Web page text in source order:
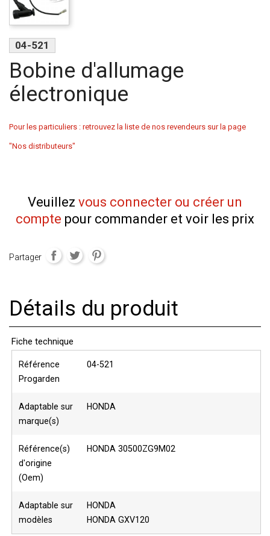
04-521
Bobine d'allumage
électronique
Pour les particuliers : retrouvez la liste de nos revendeurs sur la page
"Nos distributeurs"
Veuillez vous connecter ou créer un
compte pour commander et voir les prix
Partager
Détails du produit
Fiche technique
Référence
Progarden
04-521
Adaptable sur
marque(s)
HONDA
Référence(s)
d'origine
(Oem)
HONDA 30500ZG9M02
Adaptable sur
modèles
HONDA
HONDA GXV120